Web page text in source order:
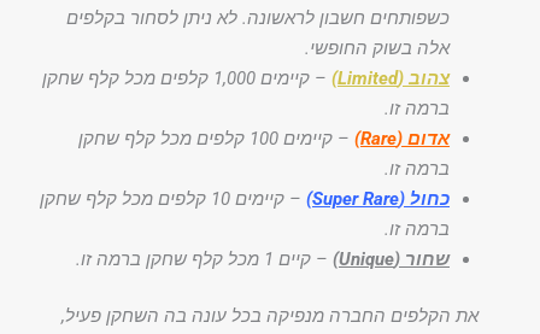
כשפותחים חשבון לראשונה. לא ניתן לסחור בקלפים
אלה בשוק החופשי.
צהוב (Limited)
– קיימים 1,000 קלפים מכל קלף שחקן
ברמה זו.
אדום (Rare)
– קיימים 100 קלפים מכל קלף שחקן
ברמה זו.
כחול (Super Rare)
– קיימים 10 קלפים מכל קלף שחקן
ברמה זו.
שחור (Unique)
– קיים 1 מכל קלף שחקן ברמה זו.
את הקלפים החברה מנפיקה בכל עונה בה השחקן פעיל,